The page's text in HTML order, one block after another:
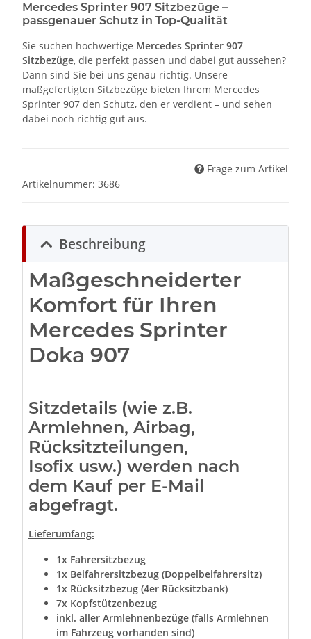
Mercedes Sprinter 907 Sitzbezüge –
passgenauer Schutz in Top-Qualität
Sie suchen hochwertige Mercedes Sprinter 907
Sitzbezüge, die perfekt passen und dabei gut aussehen?
Dann sind Sie bei uns genau richtig. Unsere
maßgefertigten Sitzbezüge bieten Ihrem Mercedes
Sprinter 907 den Schutz, den er verdient – und sehen
dabei noch richtig gut aus.
Frage zum Artikel
Artikelnummer: 3686
Beschreibung
Maßgeschneiderter
Komfort für Ihren
Mercedes Sprinter
Doka 907
Sitzdetails (wie z.B.
Armlehnen, Airbag,
Rücksitzteilungen,
Isofix usw.) werden nach
dem Kauf per E-Mail
abgefragt.
Lieferumfang:
1x Fahrersitzbezug
1x Beifahrersitzbezug (Doppelbeifahrersitz)
1x Rücksitzbezug (4er Rücksitzbank)
7x Kopfstützenbezug
inkl. aller Armlehnenbezüge (falls Armlehnen
im Fahrzeug vorhanden sind)